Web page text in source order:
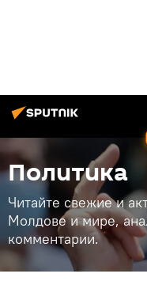
Политика
Читайте свежие и
Молдове и мире,
комментарии.